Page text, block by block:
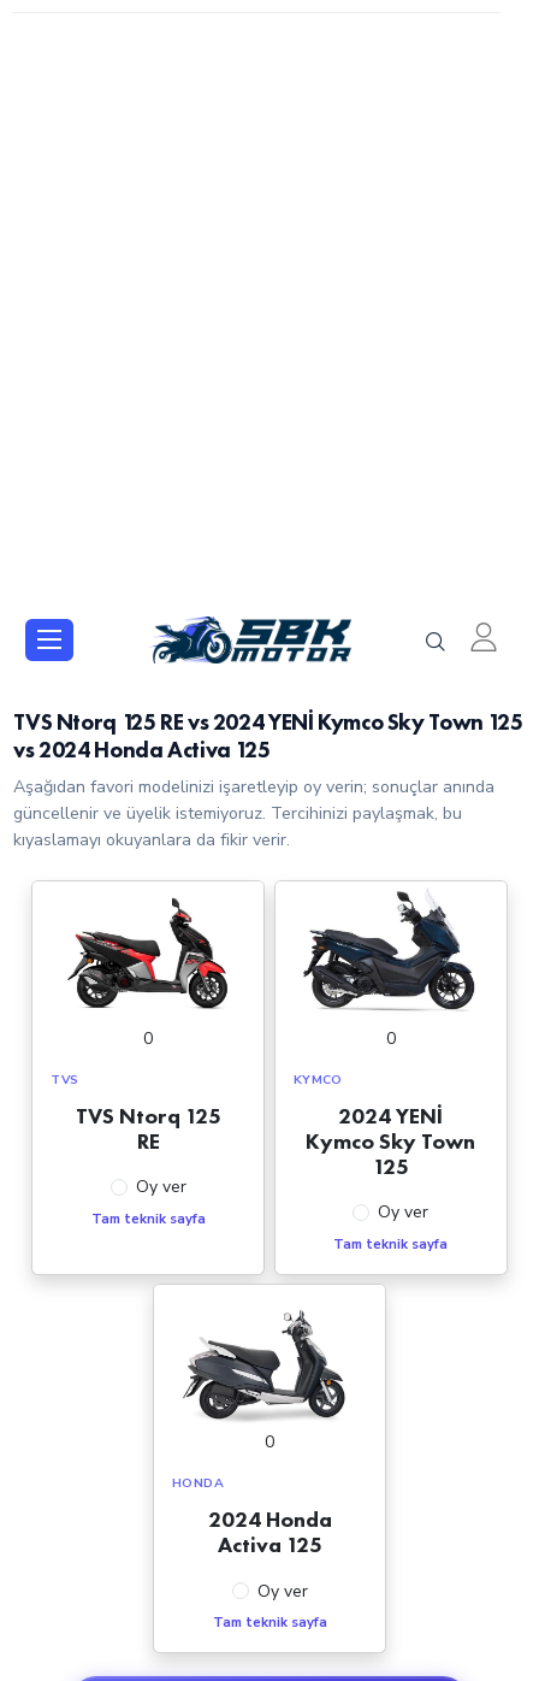
TVS Ntorq 125 RE vs 2024 YENİ Kymco Sky Town 125
vs 2024 Honda Activa 125
Aşağıdan favori modelinizi işaretleyip oy verin; sonuçlar anında
güncellenir ve üyelik istemiyoruz. Tercihinizi paylaşmak, bu
kıyaslamayı okuyanlara da fikir verir.
0
TVS
TVS Ntorq 125
RE
Oy ver
Tam teknik sayfa
0
KYMCO
2024 YENİ
Kymco Sky Town
125
Oy ver
Tam teknik sayfa
0
HONDA
2024 Honda
Activa 125
Oy ver
Tam teknik sayfa